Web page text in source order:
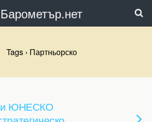
Барометър.нет
Tags › Партньорско
и ЮНЕСКО